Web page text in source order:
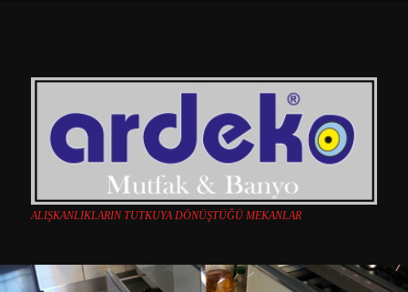
ALIŞKANLIKLARIN TUTKUYA DÖNÜŞTÜĞÜ MEKANLAR